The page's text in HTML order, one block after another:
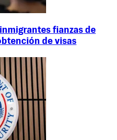
inmigrantes fianzas de
de visas